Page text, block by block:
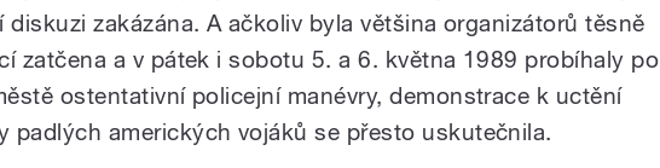
diskuzi zakázána. A ačkoliv byla většina organizátorů těsně
zatčena a v pátek i sobotu 5. a 6. května 1989 probíhaly po
ostentativní policejní manévry, demonstrace k uctění
padlých amerických vojáků se přesto uskutečnila.